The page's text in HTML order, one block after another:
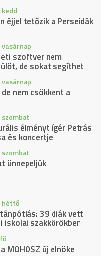
kedd
éjjel tetőzik a Perseidák
vasárnap
szoftver nem
de sokat segíthet
vasárnap
nem csökkent a
szombat
élményt ígér Petrás
és koncertje
szombat
ünnepeljük
hétfő
39 diák vett
iskolai szakkörökben
MOHOSZ új elnöke